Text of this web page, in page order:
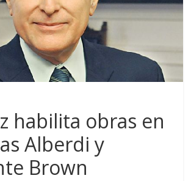
habilita obras en
Alberdi y
Brown